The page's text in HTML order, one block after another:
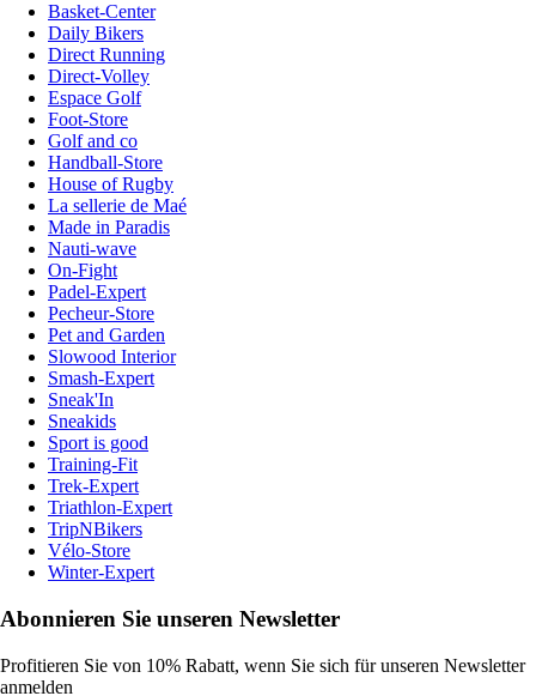
Basket-Center
Daily Bikers
Direct Running
Direct-Volley
Espace Golf
Foot-Store
Golf and co
Handball-Store
House of Rugby
La sellerie de Maé
Made in Paradis
Nauti-wave
On-Fight
Padel-Expert
Pecheur-Store
Pet and Garden
Slowood Interior
Smash-Expert
Sneak'In
Sneakids
Sport is good
Training-Fit
Trek-Expert
Triathlon-Expert
TripNBikers
Vélo-Store
Winter-Expert
Abonnieren Sie unseren Newsletter
Profitieren Sie von 10% Rabatt, wenn Sie sich für unseren Newsletter
anmelden